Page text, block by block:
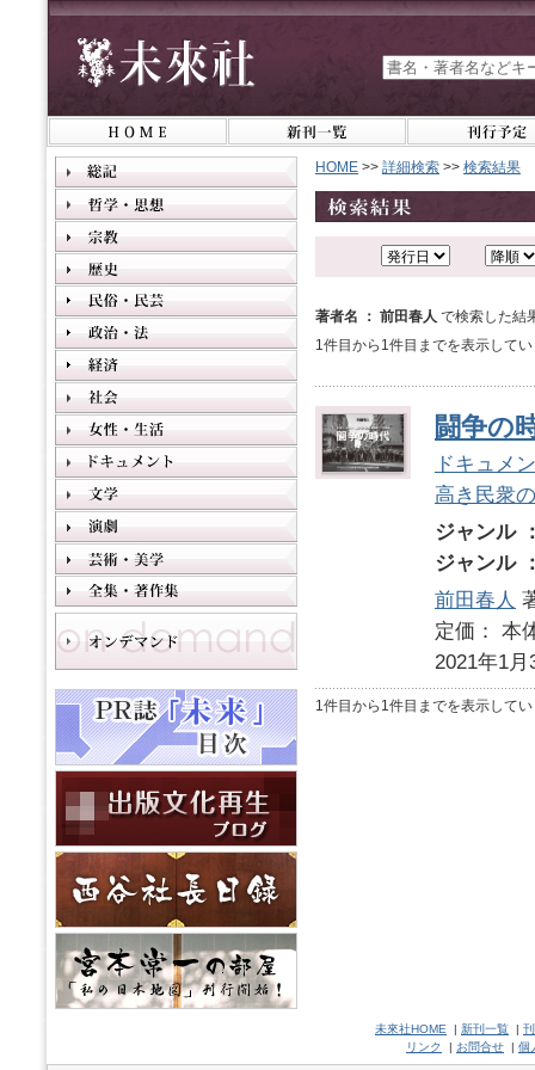
HOME >> 詳細検索 >> 検索結果
著者名 ： 前田春人 で検索した結
1件目から1件目までを表示して
闘争の
ドキュメ
高き民衆
ジャンル
ジャンル
前田春人
定価：
2021年1月
1件目から1件目までを表示して
未來社HOME | 新刊一覧 |
リンク
| お問合せ | 個